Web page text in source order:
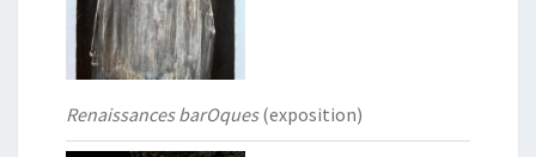
Renaissances barOques(exposition)